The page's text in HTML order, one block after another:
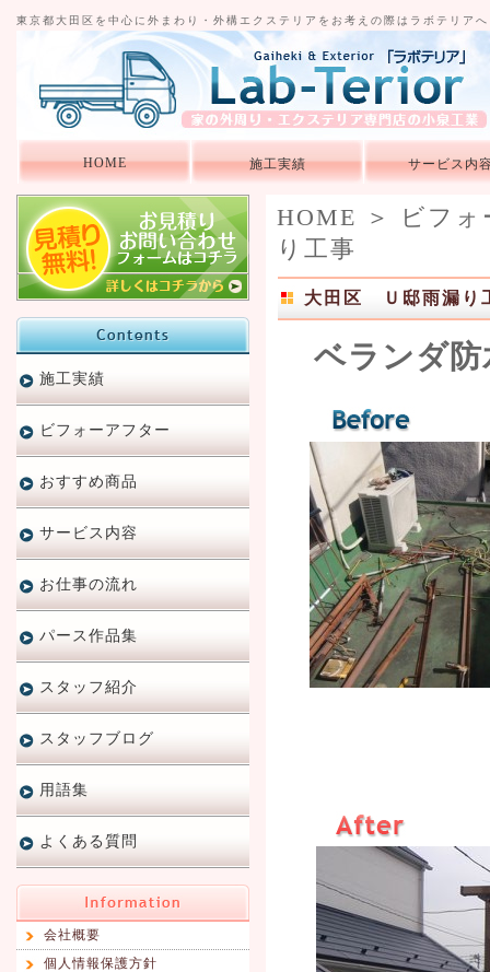
東京都大田区を中心に外まわり・外構エクステリアをお考えの際はラボテリア
HOME 施工実績 サービス内
HOME ＞
ビフ
り工事
大田区 Ｕ邸雨漏り
ベランダ防
施工実績
ビフォーアフター
おすすめ商品
サービス内容
お仕事の流れ
パース作品集
スタッフ紹介
スタッフブログ
用語集
よくある質問
会社概要
個人情報保護方針